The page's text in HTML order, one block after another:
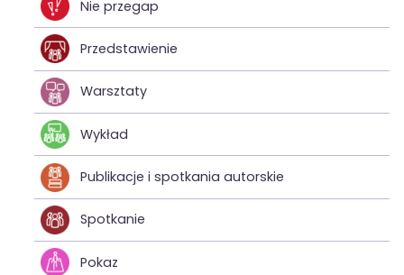
Nie przegap
Przedstawienie
Warsztaty
Wykład
Publikacje i spotkania autorskie
Spotkanie
Pokaz